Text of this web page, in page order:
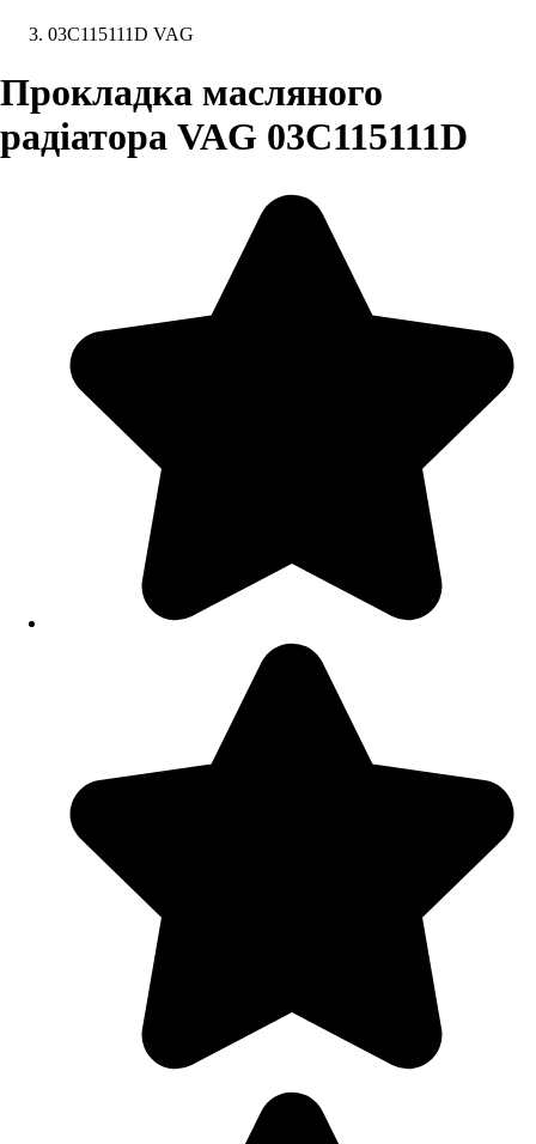
03C115111D VAG
Прокладка масляного
радіатора VAG 03C115111D